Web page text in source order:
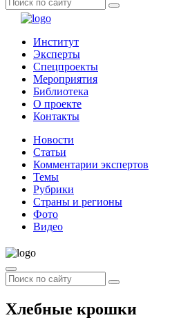
Институт
Эксперты
Спецпроекты
Мероприятия
Библиотека
О проекте
Контакты
Новости
Статьи
Комментарии экспертов
Темы
Рубрики
Страны и регионы
Фото
Видео
Хлебные крошки